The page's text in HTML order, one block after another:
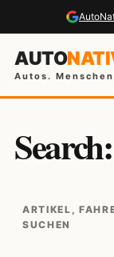
AUTO
Autos.
Search:
ARTIKEL,
SUCHEN